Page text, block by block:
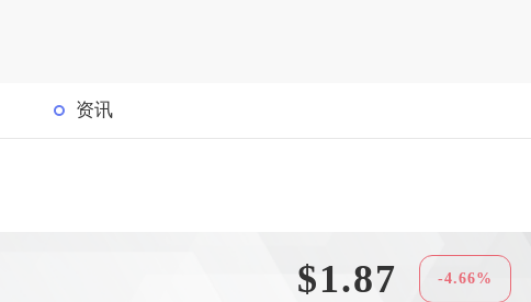
资讯
$1.87 -4.66%